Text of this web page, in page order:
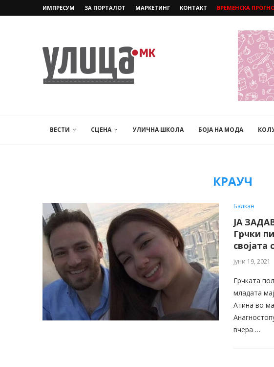
ИМПРЕСУМ ЗА ПОРТАЛОТ МАРКЕТИНГ КОНТАКТ ВРЕМЕНСКА
ВЕСТИ СЦЕНА УЛИЧНА ШКОЛА БОЈА НА МОДА
КРАУЧ
Балкан
ЈА
Грчки
јуни 19, 2021
Грчката
младата
Атина во
вчера …